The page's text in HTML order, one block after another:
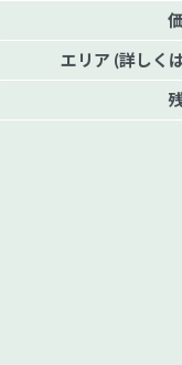
エリア (詳しく